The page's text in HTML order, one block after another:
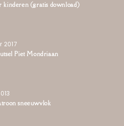
kinderen (gratis download)
2017
Piet Mondriaan
sneeuwvlok